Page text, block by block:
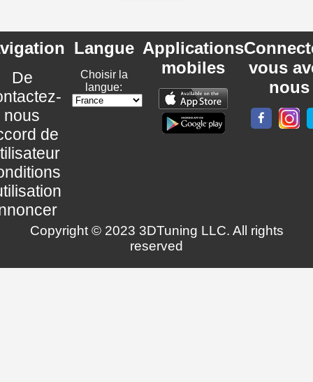
De
nous
de
Langue
Choisir la
langue:
Applications
mobiles
vous
nous
Copyright © 2023 3DTuning LLC. All rights
reserved